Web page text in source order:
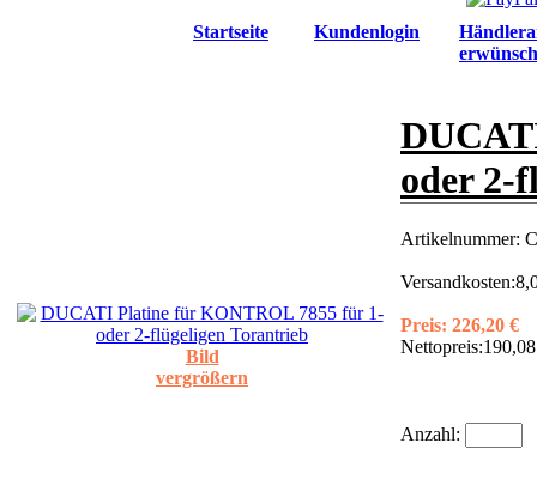
Startseite Kundenlogin
Bild
vergrößern
oder 2-
Artikelnummer:
Versandkosten:
Preis: 226,20 €
Nettopreis:
Anzahl: